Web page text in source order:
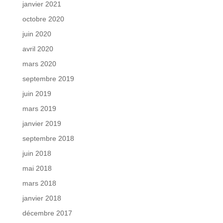
janvier 2021
octobre 2020
juin 2020
avril 2020
mars 2020
septembre 2019
juin 2019
mars 2019
janvier 2019
septembre 2018
juin 2018
mai 2018
mars 2018
janvier 2018
décembre 2017